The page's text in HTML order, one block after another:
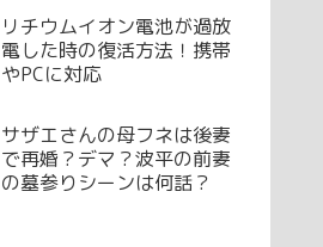
リチウムイオン電池が過放
電した時の復活方法！携帯
やPCに対応
サザエさんの母フネは後妻
で再婚？デマ？波平の前妻
の墓参りシーンは何話？